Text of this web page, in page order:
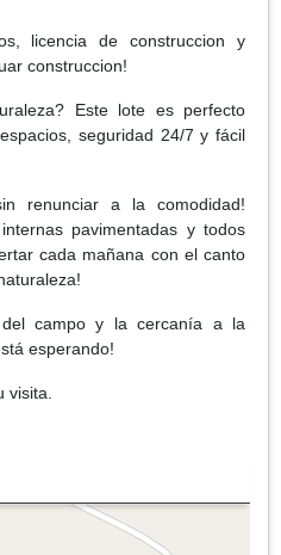
licencia de construccion y
construccion!
Este lote es perfecto
seguridad 24/7 y fácil
renunciar a la comodidad!
pavimentadas y todos
cada mañana con el canto
campo y la cercanía a la
esperando!
visita.